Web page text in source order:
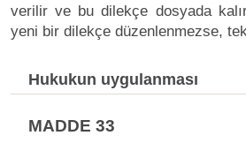
verilir ve bu dilekçe dosyada
yeni bir dilekçe düzenlenmezse,
Hukukun uygulanması
MADDE 33